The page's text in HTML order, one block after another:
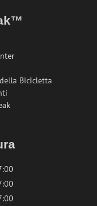
Bicicletta